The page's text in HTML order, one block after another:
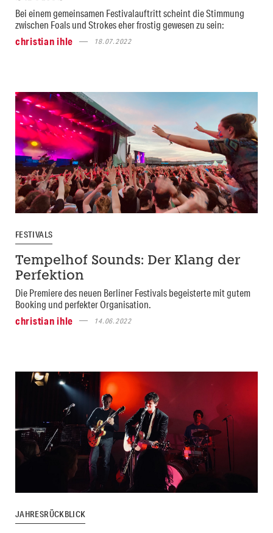
Bei einem gemeinsamen Festivalauftritt scheint die Stimmung
zwischen Foals und Strokes eher frostig gewesen zu sein:
christian ihle
18.07.2022
FESTIVALS
Tempelhof Sounds: Der Klang der
Perfektion
Die Premiere des neuen Berliner Festivals begeisterte mit gutem
Booking und perfekter Organisation.
christian ihle
14.06.2022
JAHRESRÜCKBLICK